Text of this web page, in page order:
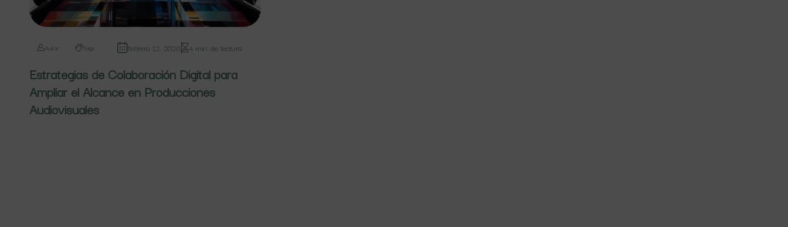
Autor Tags febrero 12, 2026 4 min de lectura
Estrategias de Colaboración Digital para
Ampliar el Alcance en Producciones
Audiovisuales